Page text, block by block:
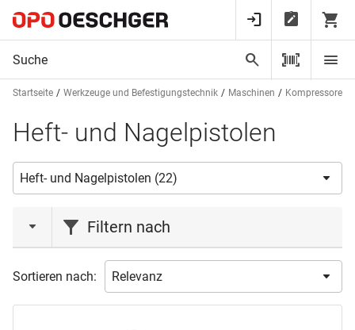
Startseite Werkzeuge und Befestigungstechnik Maschinen Kompressoren
Heft- und Nagelpistolen
Filtern nach
Aktion (1)
Sortieren nach: